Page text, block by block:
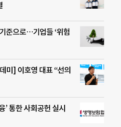
준으로…기업들 ‘위험
미] 이호영 대표 “선의
’ 통한 사회공헌 실시